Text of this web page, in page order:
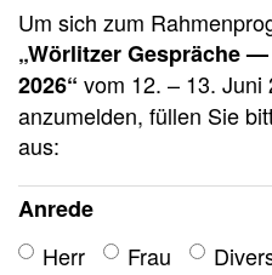
Um sich zum
„Wörlitzer Gespräche
2026“ vom 12. – 13. Juni
anzumelden, füllen Sie
aus:
Anrede
Herr
Frau